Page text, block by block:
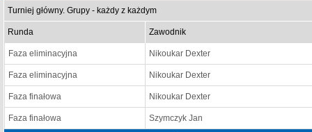
Turniej główny. Grupy - każdy z każdym
Runda Zawodnik
Faza eliminacyjna Nikoukar Dexter
Faza eliminacyjna Nikoukar Dexter
Faza finałowa Nikoukar Dexter
Faza finałowa Szymczyk Jan